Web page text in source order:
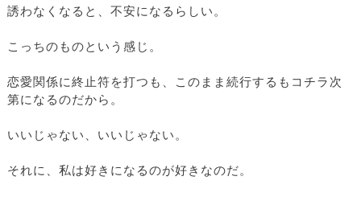
誘わなくなると、不安になるらしい。
こっちのものという感じ。
恋愛関係に終止符を打つも、このまま続行するもコチラ次
第になるのだから。
いいじゃない、いいじゃない。
それに、私は好きになるのが好きなのだ。